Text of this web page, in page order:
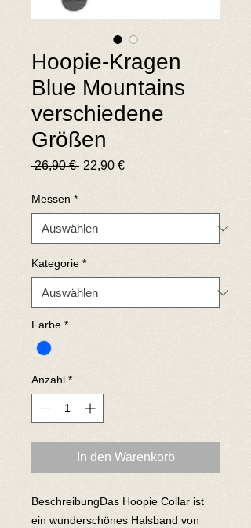
Hoopie-Kragen
Blue Mountains
verschiedene
Größen
26,90 € Standardpreis
22,90 €Sale-
Messen *
Kategorie *
Farbe *
Anzahl *
In den Warenkorb
BeschreibungDas Hoopie Collar ist
ein wunderschönes Halsband von